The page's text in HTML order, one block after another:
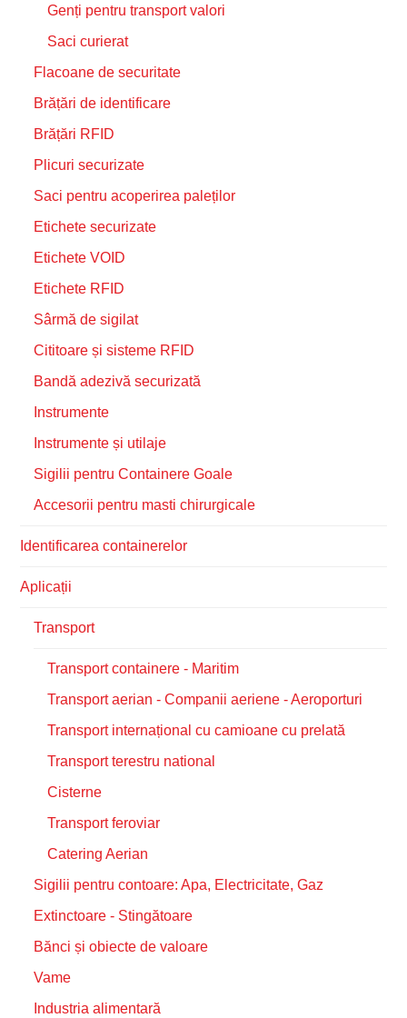
Genți pentru transport valori
Saci curierat
Flacoane de securitate
Brățări de identificare
Brățări RFID
Plicuri securizate
Saci pentru acoperirea paleților
Etichete securizate
Etichete VOID
Etichete RFID
Sârmă de sigilat
Cititoare și sisteme RFID
Bandă adezivă securizată
Instrumente
Instrumente și utilaje
Sigilii pentru Containere Goale
Accesorii pentru masti chirurgicale
Identificarea containerelor
Aplicații
Transport
Transport containere - Maritim
Transport aerian - Companii aeriene - Aeroporturi
Transport internațional cu camioane cu prelată
Transport terestru national
Cisterne
Transport feroviar
Catering Aerian
Sigilii pentru contoare: Apa, Electricitate, Gaz
Extinctoare - Stingătoare
Bănci și obiecte de valoare
Vame
Industria alimentară